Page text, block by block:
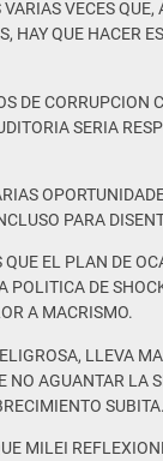
VECES QUE,
HAY QUE HACER
DE CORRUPCION
SERIA
PARA
EL PLAN DE
POLITICA DE
A MACRISMO.
LLEVA
NO AGUANTAR LA
SUBITA.
MILEI